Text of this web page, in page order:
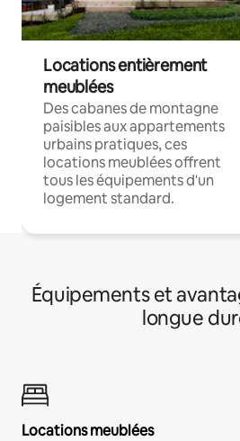
Locations entièrement
meublées
Des cabanes de montagne
paisibles aux appartements
urbains pratiques, ces
locations meublées offrent
tous les équipements d'un
logement standard.
Équipements et
longue
Locations meublées